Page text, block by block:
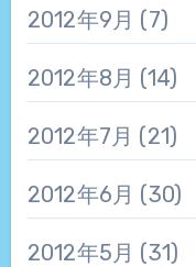
2012年9月 (7)
2012年8月 (14)
2012年7月 (21)
2012年6月 (30)
2012年5月 (31)